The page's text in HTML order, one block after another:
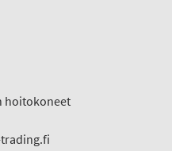
hoitokoneet